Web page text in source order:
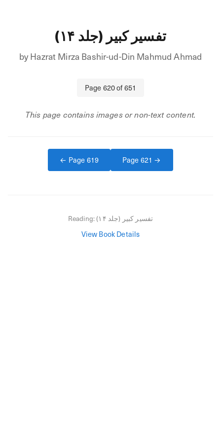
تفسیر کبیر (جلد ۱۴)
byHazrat Mirza Bashir-ud-Din Mahmud Ahmad
Page620of651
This page contains images or non-text content.
← Page619 Page621 →
Reading: تفسیر کبیر (جلد ۱۴)
View Book Details